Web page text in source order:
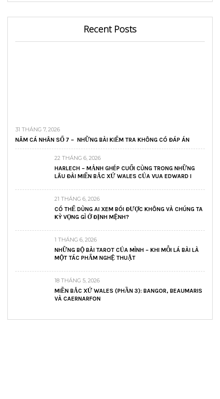
Recent Posts
31 THÁNG 7, 2026
NĂM CÁ NHÂN SỐ 7 – NHỮNG BÀI KIỂM TRA KHÔNG CÓ ĐÁP ÁN
22 THÁNG 6, 2026
HARLECH – MẢNH GHÉP CUỐI CÙNG TRONG NHỮNG
LÂU ĐÀI MIẾN BẮC XỨ WALES CỦA VUA EDWARD I
21 THÁNG 6, 2026
CÓ THỂ DÙNG AI XEM BÓI ĐƯỢC KHÔNG VÀ CHÚNG TA
KỲ VỌNG GÌ Ở ĐỊNH MỆNH?
1 THÁNG 6, 2026
NHỮNG BỘ BÀI TAROT CỦA MÌNH – KHI MỖI LÁ BÀI LÀ
MỘT TÁC PHẨM NGHỆ THUẬT
18 THÁNG 5, 2026
MIỀN BẮC XỨ WALES (PHẦN 3): BANGOR, BEAUMARIS
VÀ CAERNARFON